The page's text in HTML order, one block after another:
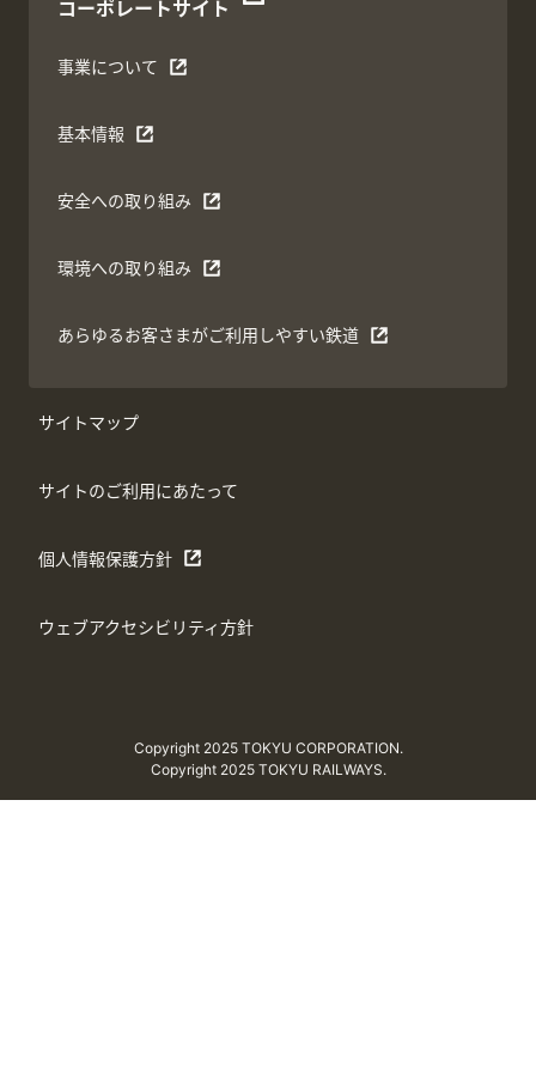
コーポレートサイト
事業について
基本情報
安全への取り組み
環境への取り組み
あらゆるお客さまがご利用しやすい鉄道
サイトマップ
サイトのご利用にあたって
個人情報保護方針
ウェブアクセシビリティ方針
Copyright 2025 TOKYU CORPORATION.
Copyright 2025 TOKYU RAILWAYS.